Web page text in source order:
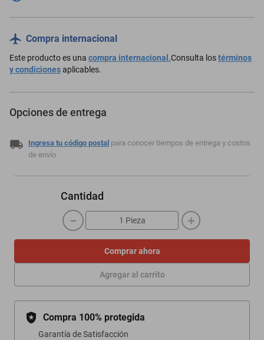
Compra internacional
Este producto es una compra internacional.Consulta lostérminos
y condicionesaplicables.
Opciones de entrega
Ingresa tu código postal para conocer tiempos de entrega y costos
de envío
Cantidad
＋
－
Comprar ahora
Agregar al carrito
Compra 100% protegida
Garantía de Satisfacción